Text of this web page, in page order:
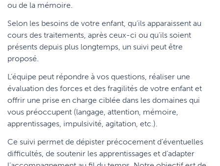
ou de la mémoire.
Selon les besoins de votre enfant, qu’ils apparaissent au
cours des traitements, après ceux-ci ou qu’ils soient
présents depuis plus longtemps, un suivi peut être
proposé.
L’équipe peut répondre à vos questions, réaliser une
évaluation des forces et des fragilités de votre enfant et
offrir une prise en charge ciblée dans les domaines qui
vous préoccupent (langage, attention, mémoire,
apprentissages, impulsivité, agitation, etc.).
Ce suivi permet de dépister précocement d’éventuelles
difficultés, de soutenir les apprentissages et d’adapter